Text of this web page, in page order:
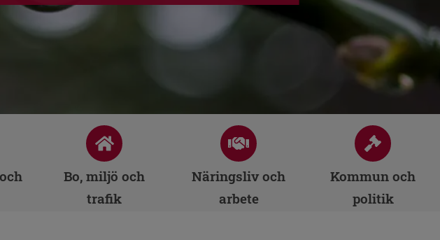
Bo, miljö och
trafik
Näringsliv och
arbete
Kommun och
politik